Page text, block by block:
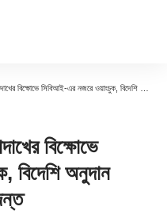
এর নজরে ওয়াংচুক, বিদেশি অনুদান গ্রহণের অভিযোগে শুরু তদন্ত
বিক্ষোভে
বিদেশি অনুদান